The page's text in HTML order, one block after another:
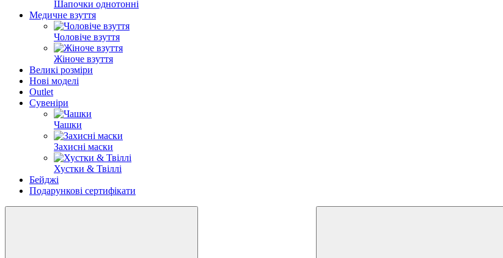
Шапочки однотонні
Медичне взуття
Чоловіче взуття
Жіноче взуття
Великі розміри
Нові моделі
Outlet
Сувеніри
Чашки
Захисні маски
Хустки & Твіллі
Бейджі
Подарункові сертифікати